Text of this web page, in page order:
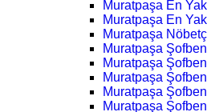
Muratpaşa En
Muratpaşa En
Muratpaşa
Muratpaşa
Muratpaşa
Muratpaşa
Muratpaşa
Muratpaşa